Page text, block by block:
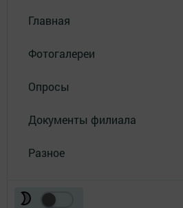
Главная
Фотогалереи
Опросы
Документы филиала
Разное